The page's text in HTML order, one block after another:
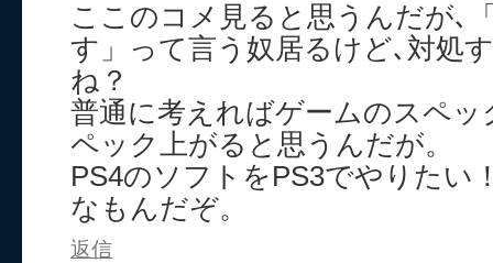
ここのコメ見ると思うんだが､
す」って言う奴居るけど､対処
ね？
普通に考えればゲームのスペ
ペック上がると思うんだが。
PS4のソフトをPS3でやりたい
なもんだぞ。
返信